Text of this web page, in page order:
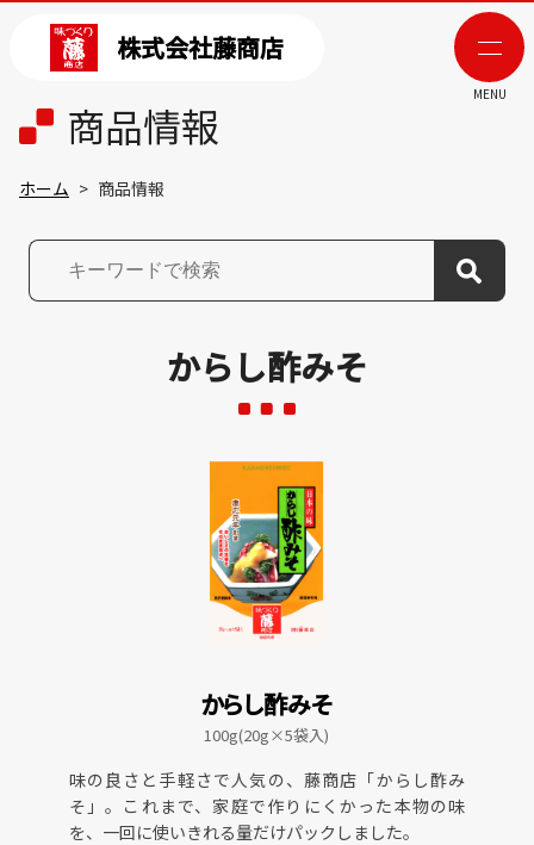
株式会社藤商店
MENU
商品情報
ホーム 商品情報
からし酢みそ
からし酢みそ
100g(20g×5袋入)
味の良さと手軽さで人気の、藤商店「からし酢み
そ」。これまで、家庭で作りにくかった本物の味
を、一回に使いきれる量だけパックしました。